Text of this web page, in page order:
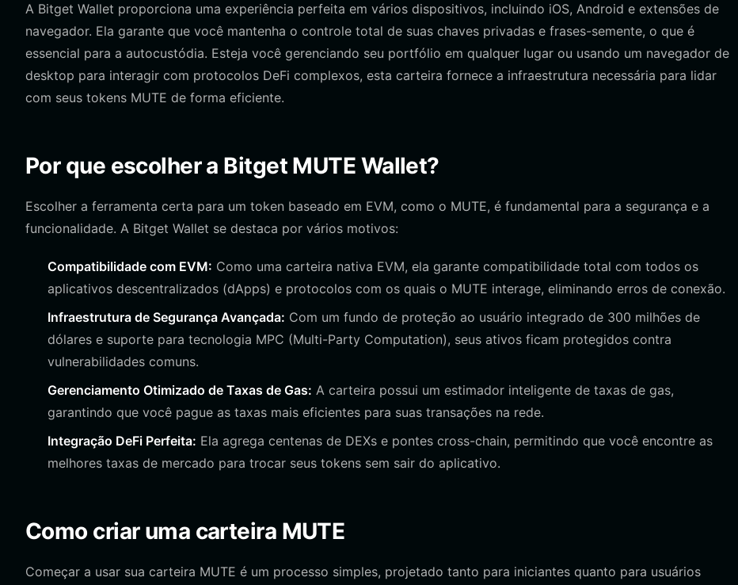
A Bitget Wallet proporciona uma experiência perfeita em vários dispositivos, incluindo iOS, Android e extensões de
navegador. Ela garante que você mantenha o controle total de suas chaves privadas e frases-semente, o que é
essencial para a autocustódia. Esteja você gerenciando seu portfólio em qualquer lugar ou usando um navegador de
desktop para interagir com protocolos DeFi complexos, esta carteira fornece a infraestrutura necessária para lidar
com seus tokens MUTE de forma eficiente.
Por que escolher a Bitget MUTE Wallet?
Escolher a ferramenta certa para um token baseado em EVM, como o MUTE, é fundamental para a segurança e a
funcionalidade. A Bitget Wallet se destaca por vários motivos:
Compatibilidade com EVM: Como uma carteira nativa EVM, ela garante compatibilidade total com todos os
aplicativos descentralizados (dApps) e protocolos com os quais o MUTE interage, eliminando erros de conexão.
Infraestrutura de Segurança Avançada: Com um fundo de proteção ao usuário integrado de 300 milhões de
dólares e suporte para tecnologia MPC (Multi-Party Computation), seus ativos ficam protegidos contra
vulnerabilidades comuns.
Gerenciamento Otimizado de Taxas de Gas: A carteira possui um estimador inteligente de taxas de gas,
garantindo que você pague as taxas mais eficientes para suas transações na rede.
Integração DeFi Perfeita: Ela agrega centenas de DEXs e pontes cross-chain, permitindo que você encontre as
melhores taxas de mercado para trocar seus tokens sem sair do aplicativo.
Como criar uma carteira MUTE
Começar a usar sua carteira MUTE é um processo simples, projetado tanto para iniciantes quanto para usuários